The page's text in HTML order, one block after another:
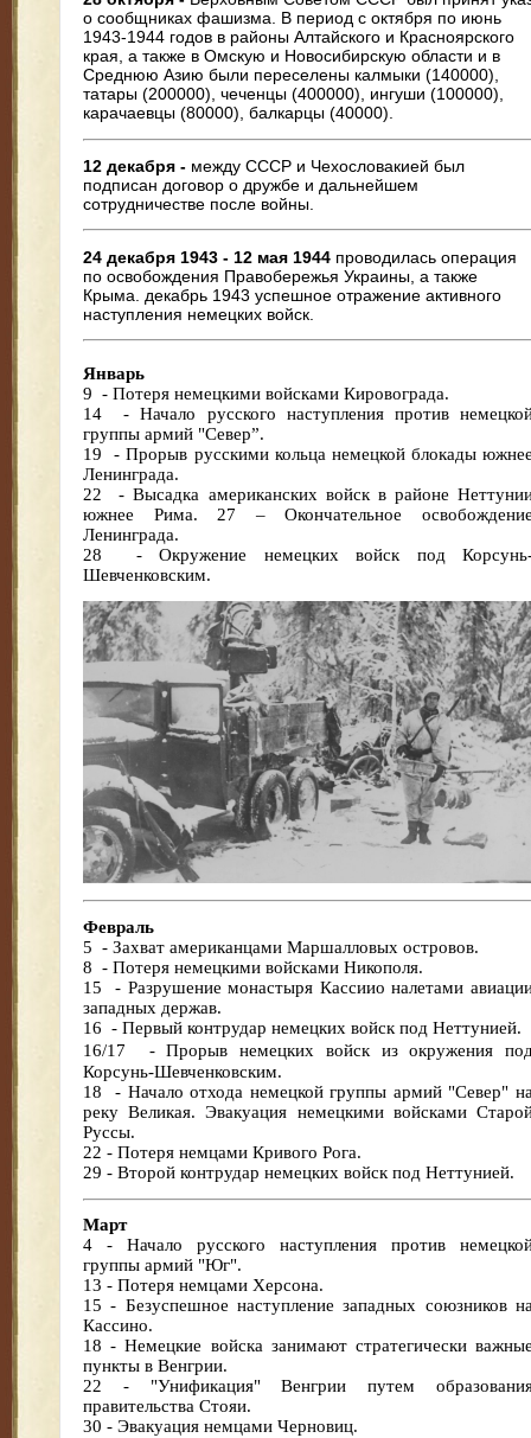
о сообщниках фашизма. В период с октября по июнь
1943-1944 годов в районы Алтайского и Красноярского
края, а также в Омскую и Новосибирскую области и в
Среднюю Азию были переселены калмыки (140000),
татары (200000), чеченцы (400000), ингуши (100000),
карачаевцы (80000), балкарцы (40000).
12 декабря - между СССР и Чехословакией был
подписан договор о дружбе и дальнейшем
сотрудничестве после войны.
24 декабря 1943 - 12 мая 1944 проводилась операция
по освобождения Правобережья Украины, а также
Крыма. декабрь 1943 успешное отражение активного
наступления немецких войск.
Январь
9 - Потеря немецкими войсками Кировограда.
14 - Начало русского наступления против
группы армий "Север”.
19 - Прорыв русскими кольца немецкой блокады
Ленинграда.
22 - Высадка американских войск в районе
южнее Рима. 27 – Окончательное
Ленинграда.
28
- Окружение немецких войск под
Шевченковским.
Февраль
5 - Захват американцами Маршалловых островов.
8 - Потеря немецкими войсками Никополя.
15
- Разрушение монастыря Кассиио налетами
западных держав.
16 - Первый контрудар немецких войск под Неттунией.
16/17
- Прорыв немецких войск из окружения
Корсунь-Шевченковским.
18
- Начало отхода немецкой группы армий "Север"
реку Великая. Эвакуация немецкими войсками
Руссы.
22 - Потеря немцами Кривого Рога.
29 - Второй контрудар немецких войск под Неттунией.
Март
4 - Начало русского наступления против
группы армий "Юг".
13 - Потеря немцами Херсона.
15 - Безуспешное наступление западных союзников
Кассино.
18 - Немецкие войска занимают стратегически
пункты в Венгрии.
22 - "Унификация" Венгрии путем
правительства Стояи.
30 - Эвакуация немцами Черновиц.